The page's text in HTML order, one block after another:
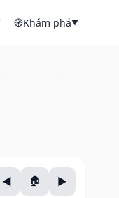
🧭Khám phá▼